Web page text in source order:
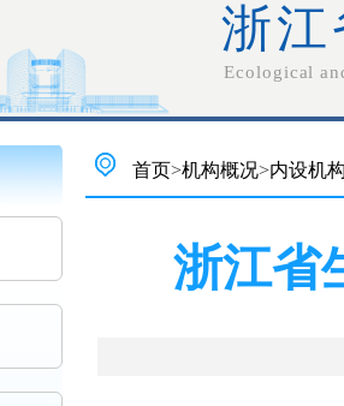
浙
Ecological
首页>机构概况>内设机
浙江省